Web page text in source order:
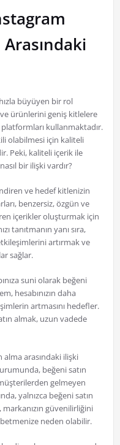
büyüyen bir rol
ürünlerini geniş kitlelere
kullanmaktadır.
olabilmesi için kaliteli
Peki, kaliteli içerik ile
bir ilişki vardır?
ve hedef kitlenizin
benzersiz, özgün ve
içerikler oluşturmak için
tanıtmanın yanı sıra,
artırmak ve
sağlar.
suni olarak beğeni
hesabınızın daha
artmasını hedefler.
almak, uzun vadede
arasındaki ilişki
beğeni satın
gelmeyen
yalnızca beğeni satın
markanızın güvenilirliğini
neden olabilir.